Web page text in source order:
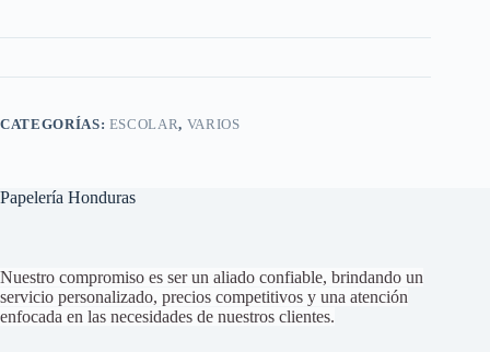
CATEGORÍAS: ESCOLAR, VARIOS
Papelería Honduras
Nuestro compromiso es ser un aliado confiable, brindando un
servicio personalizado, precios competitivos y una atención
enfocada en las necesidades de nuestros clientes.